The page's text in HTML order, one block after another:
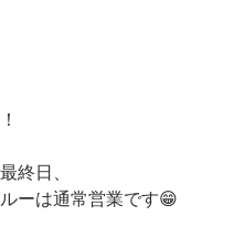
終日、
ーは通常営業です😁